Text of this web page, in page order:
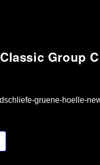
Group C